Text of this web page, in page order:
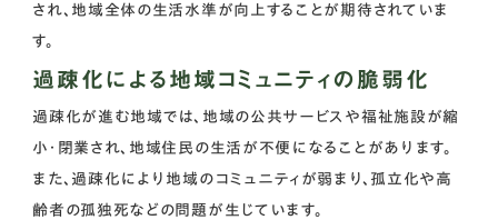
され、地域全体の生活水準が向上することが期待されていま
す。
過疎化による地域コミュニティの脆弱化
過疎化が進む地域では、地域の公共サービスや福祉施設が縮
小・閉業され、地域住民の生活が不便になることがあります。
また、過疎化により地域のコミュニティが弱まり、孤立化や高
齢者の孤独死などの問題が生じています。